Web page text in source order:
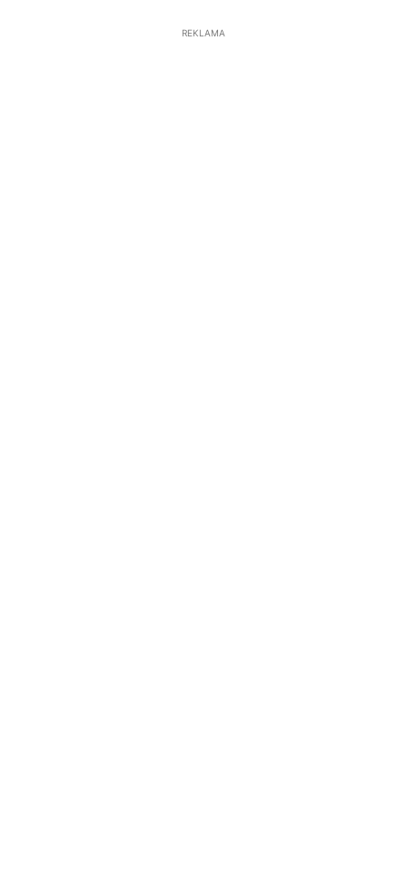
REKLAMA